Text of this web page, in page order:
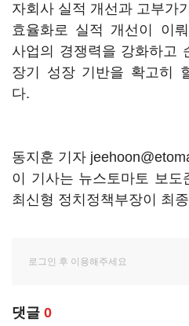
자회사 실적 개선과 고부가
효율화로 실적 개선이 이
사업의 경쟁력을 강화하고
장기 성장 기반을 확고히
다.
동지훈 기자
이 기사는 뉴스토마토 보
최신형 정치정책부장이 최
댓글 0